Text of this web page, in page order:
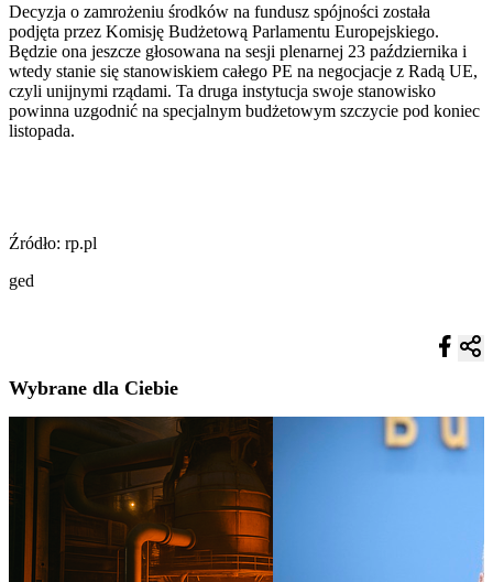
Decyzja o zamrożeniu środków na fundusz spójności została
podjęta przez Komisję Budżetową Parlamentu Europejskiego.
Będzie ona jeszcze głosowana na sesji plenarnej 23 października i
wtedy stanie się stanowiskiem całego PE na negocjacje z Radą UE,
czyli unijnymi rządami. Ta druga instytucja swoje stanowisko
powinna uzgodnić na specjalnym budżetowym szczycie pod koniec
listopada.
Źródło: rp.pl
ged
Wybrane dla Ciebie